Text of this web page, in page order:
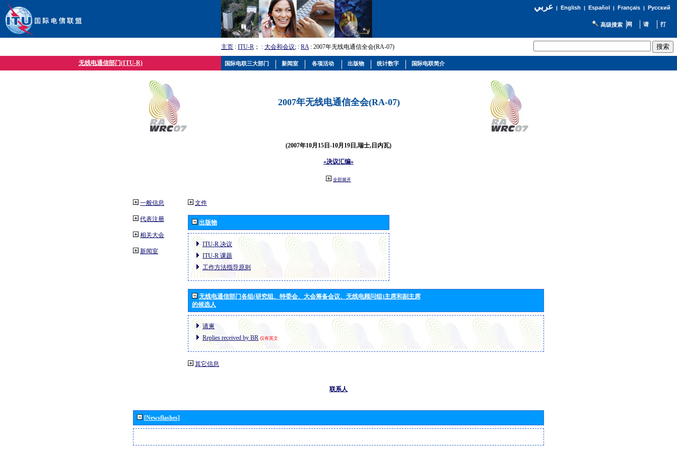
عربي| English | Español | Français| Русский
高级搜索
主页 : ITU-R ； : 大会和会议; : RA: 2007年无线电通信全会(RA-07)
无线电通信部门(ITU-R)
2007年无线电通信全会(RA-07)
(2007年10月15日-10月19日,瑞士,日内瓦)
«决议汇编»
全部展开
一般信息
代表注册
相关大会
新闻室
文件
出版物
ITU-R 决议
ITU-R 课题
工作方法指导原则
无线电通信部门各组(研究组、特委会、大会筹备会议、无线电顾问组)主席和副主席
的候选人
请柬
Replies received by BR 仅有英文
其它信息
联系人
[Newsflashes]
国际电联三大部门 新闻室 各项活动 出版物 统计数字 国际电联简介